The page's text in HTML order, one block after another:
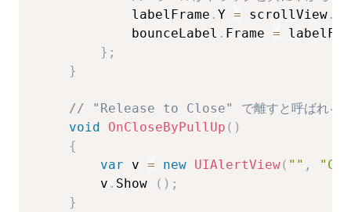
            labelFrame
. Y = scrollView .
            bounceLabel
. Frame =
} ;
}
// "Release to Close" で離すと呼ばれる
void
OnCloseByPullUp ( )
{
var v = new UIAlertView( "" ,
        v
. Show ( ) ;
}